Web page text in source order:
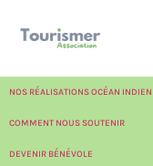
NOS RÉALISATIONS OCÉAN INDIEN
COMMENT NOUS SOUTENIR
DEVENIR BÉNÉVOLE